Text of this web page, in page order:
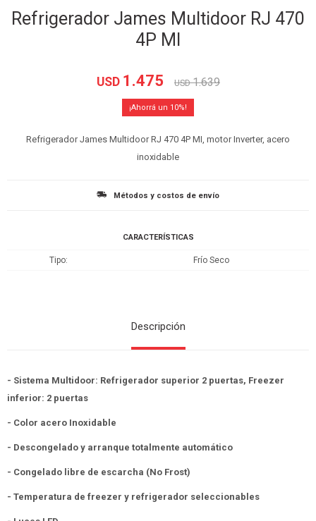
Refrigerador James Multidoor RJ 470
4P MI
USD 1.475 USD 1.639
10
Refrigerador James Multidoor RJ 470 4P MI, motor Inverter, acero
inoxidable
Métodos y costos de envío
CARACTERÍSTICAS
Tipo Frío Seco
Descripción
- Sistema Multidoor: Refrigerador superior 2 puertas, Freezer
inferior: 2 puertas
- Color acero Inoxidable
- Descongelado y arranque totalmente automático
- Congelado libre de escarcha (No Frost)
- Temperatura de freezer y refrigerador seleccionables